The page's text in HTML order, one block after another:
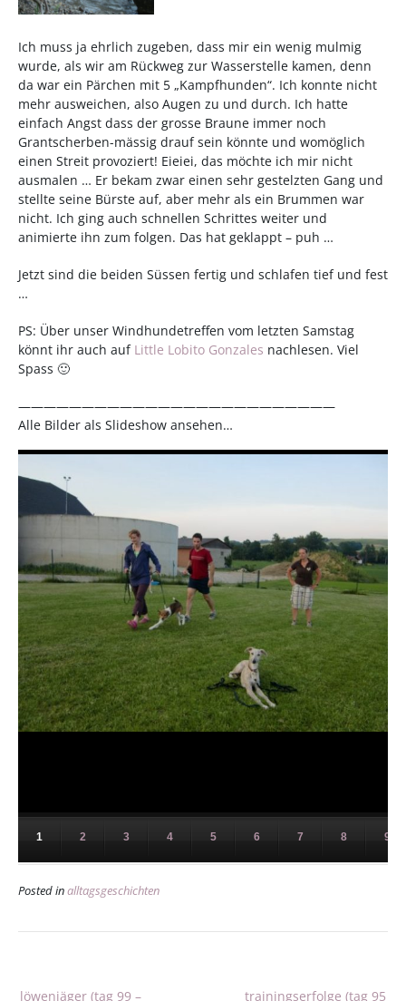
Ich muss ja ehrlich zugeben, dass mir ein wenig mulmig
wurde, als wir am Rückweg zur Wasserstelle kamen, denn
da war ein Pärchen mit 5 „Kampfhunden“. Ich konnte nicht
mehr ausweichen, also Augen zu und durch. Ich hatte
einfach Angst dass der grosse Braune immer noch
Grantscherben-mässig drauf sein könnte und womöglich
einen Streit provoziert! Eieiei, das möchte ich mir nicht
ausmalen … Er bekam zwar einen sehr gestelzten Gang und
stellte seine Bürste auf, aber mehr als ein Brummen war
nicht. Ich ging auch schnellen Schrittes weiter und
animierte ihn zum folgen. Das hat geklappt – puh …
Jetzt sind die beiden Süssen fertig und schlafen tief und fest
…
PS: Über unser Windhundetreffen vom letzten Samstag
könnt ihr auch auf Little Lobito Gonzales nachlesen. Viel
Spass 🙂
—————————————————————————
Alle Bilder als Slideshow ansehen…
1 2 3 4 5 6 7 8 9
Posted inalltagsgeschichten
trainingserfolge (tag 95
löwenjäger (tag 99 –